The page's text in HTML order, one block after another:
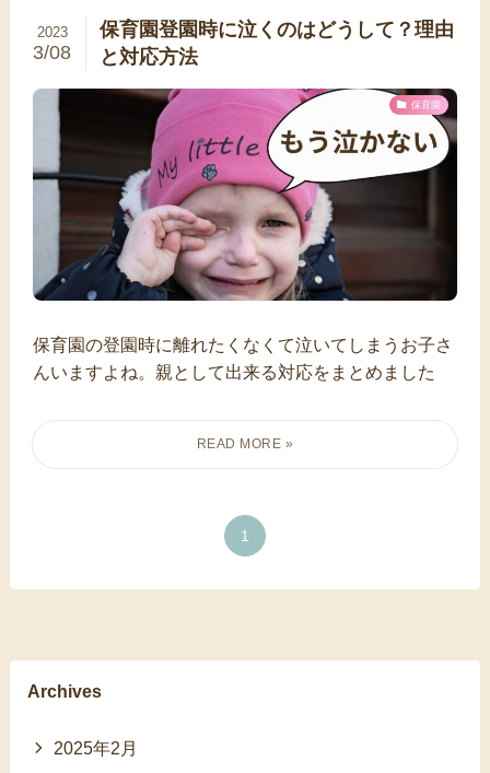
保育園登園時に泣くのはどうして？理由
と対応方法
2023
3/08
保育園
保育園の登園時に離れたくなくて泣いてしまうお子さ
んいますよね。親として出来る対応をまとめました
1
Archives
2025年2月